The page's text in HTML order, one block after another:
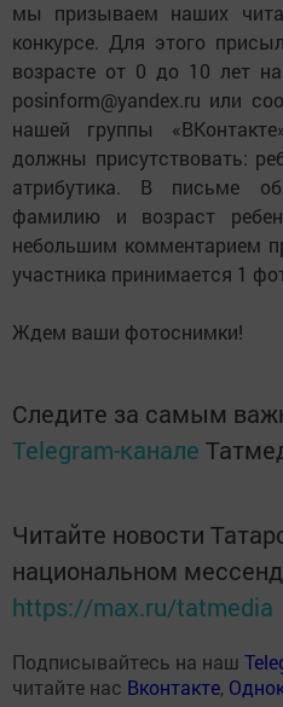
мы призываем наших
конкурсе. Для этого
возрасте от 0 до 10 лет
posinform@yandex.ru или
нашей группы
должны присутствовать:
атрибутика. В письме
фамилию и возраст
небольшим комментарием
участника принимается 1
Ждем ваши фотоснимки!
Следите за самым
Telegram-канале
Читайте новости
национальном
https://max.ru/tatmedia
Подписывайтесь на наш
читайте нас Вконтакте,